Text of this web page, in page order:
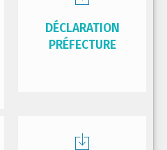
DÉCLARATION
PRÉFECTURE